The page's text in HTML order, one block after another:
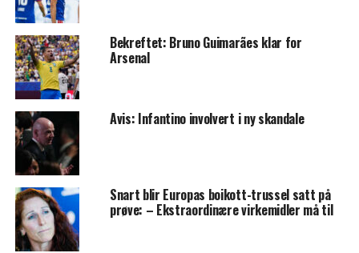
Bekreftet: Bruno Guimarães klar for
Arsenal
Avis: Infantino involvert i ny skandale
Snart blir Europas boikott-trussel satt på
prøve: – Ekstraordinære virkemidler må til